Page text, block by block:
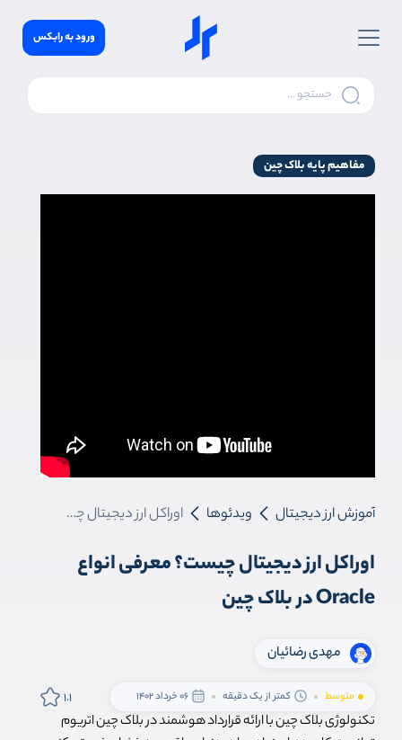
ورود به رابکس
مفاهیم پایه بلاک چین
آموزش ارز دیجیتال ویدئوها اوراکل ارز دیجیتال چیست؟ معرفی انواع Oracle در بلاک چین
اوراکل ارز دیجیتال چیست؟ معرفی انواع
Oracle در بلاک چین
مهدی رضائیان
متوسط کمتر از یک دقیقه 06 خرداد 1402 1.1
تکنولوژی بلاک چین با ارائه قرارداد هوشمند در بلاک چین اتریوم